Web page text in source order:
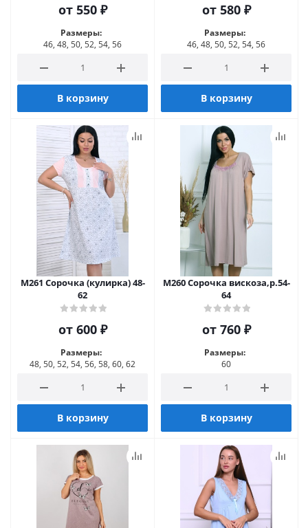
от 550 ₽
Размеры:
46, 48, 50, 52, 54, 56
В корзину
от 580 ₽
Размеры:
46, 48, 50, 52, 54, 56
В корзину
М261 Сорочка (кулирка) 48-
62
от 600 ₽
Размеры:
48, 50, 52, 54, 56, 58, 60, 62
В корзину
М260 Сорочка вискоза,р.54-
64
от 760 ₽
Размеры:
60
В корзину